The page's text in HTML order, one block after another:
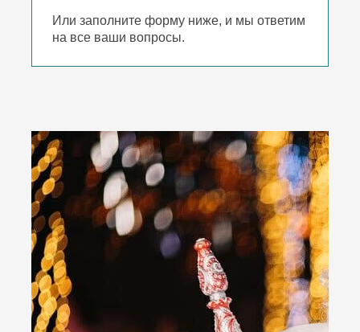
Или заполните форму ниже, и мы ответим
на все ваши вопросы.